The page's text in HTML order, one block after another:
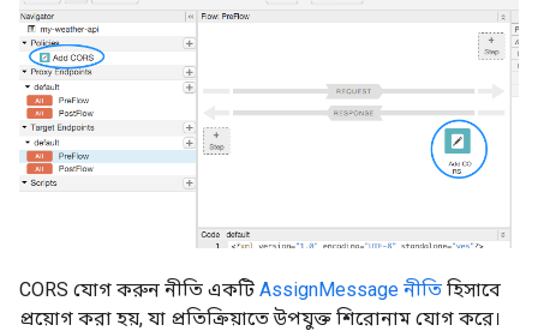
CORS যোগ করুন নীতি একটি AssignMessage নীতি হিসাবে
প্রয়োগ করা হয়, যা প্রতিক্রিয়াতে উপযুক্ত শিরোনাম যোগ করে।